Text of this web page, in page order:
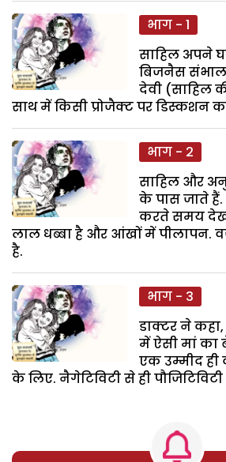
भाग - 1
साहिल अपने
बिजनैस
देवी (साहिल
साथ में किसी प्रोजैक्ट पर डिस्कशन
भाग - 2
साहिल और
के पास जाते
करते समय
लाल धब्बा है और आंखों में पीलापन.
है.
भाग - 3
डाक्टर ने
में ऐसी मां का
एक उम्मीद ही
के लिए. नैगेटिविटी से ही